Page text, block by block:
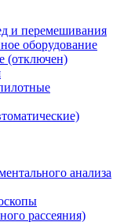
и перемешивания
оборудование
(отключен)
анализа
рассеяния)